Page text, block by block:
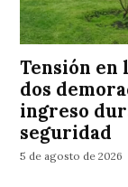
Tensión en
dos
ingreso
seguridad
5 de agosto de 2026